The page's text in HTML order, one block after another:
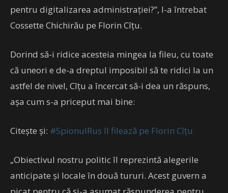
pentru digitalizarea administrației?”, l-a întrebat
Cossette Chichirău pe Florin Cîțu.
Dorind să-i ridice acesteia mingea la fileu, cu toate
că uneori e de-a dreptul imposibil să te ridici la un
astfel de nivel, Cîțu a încercat să-i dea un răspuns,
așa cum s-a priceput mai bine:
Citește și: #SpionulRus îl filează pe Florin Cîțu
„Obiectivul nostru politic îl reprezintă alegerile
anticipate și locale în două tururi. Acest guvern a